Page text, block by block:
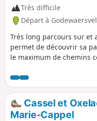
Très difficile
Départ à
Très long parcours sur et
permet de découvrir sa
le maximum de chemins
routes où la visibilité n'est
Cassel et
Marie-Cappel